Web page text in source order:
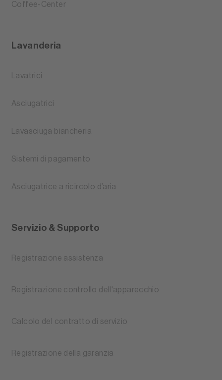
Coffee-Center
Lavanderia
Lavatrici
Asciugatrici
Lavasciuga biancheria
Sistemi di pagamento
Asciugatrice a ricircolo d’aria
Servizio & Supporto
Registrazione assistenza
Registrazione controllo dell'apparecchio
Calcolo del contratto di servizio
Registrazione della garanzia